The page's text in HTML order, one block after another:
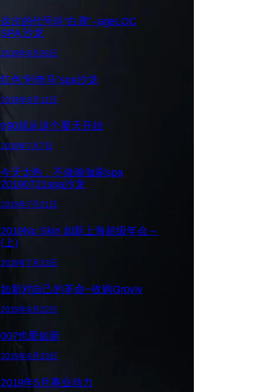
这次的代号叫“白鹿”–ageLOC
SPA 沙龙
2019年8月26日
红色“利奇马”spa沙龙
2019年8月11日
tr90就从这个夏天开始
2019年7月7日
今天太热，不做瑜伽刷spa
20190721spa沙龙
2019年7月21日
2019Nu Skin 如新上海超级年会～
(上)
2019年7月13日
如新对自己的革命−收购Groviv
2019年6月22日
007也爱如新
2019年6月23日
2019年5月事业动力